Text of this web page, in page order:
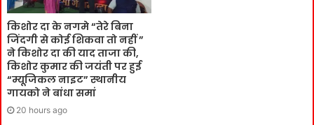
किशोर दा के नगमे “तेरे बिना
जिंदगी से कोई शिकवा तो नहीं ”
ने किशोर दा की याद ताजा की,
किशोर कुमार की जयंती पर हुई
“म्यूजिकल नाइट” स्थानीय
गायको ने बांधा समां
20 hours ago